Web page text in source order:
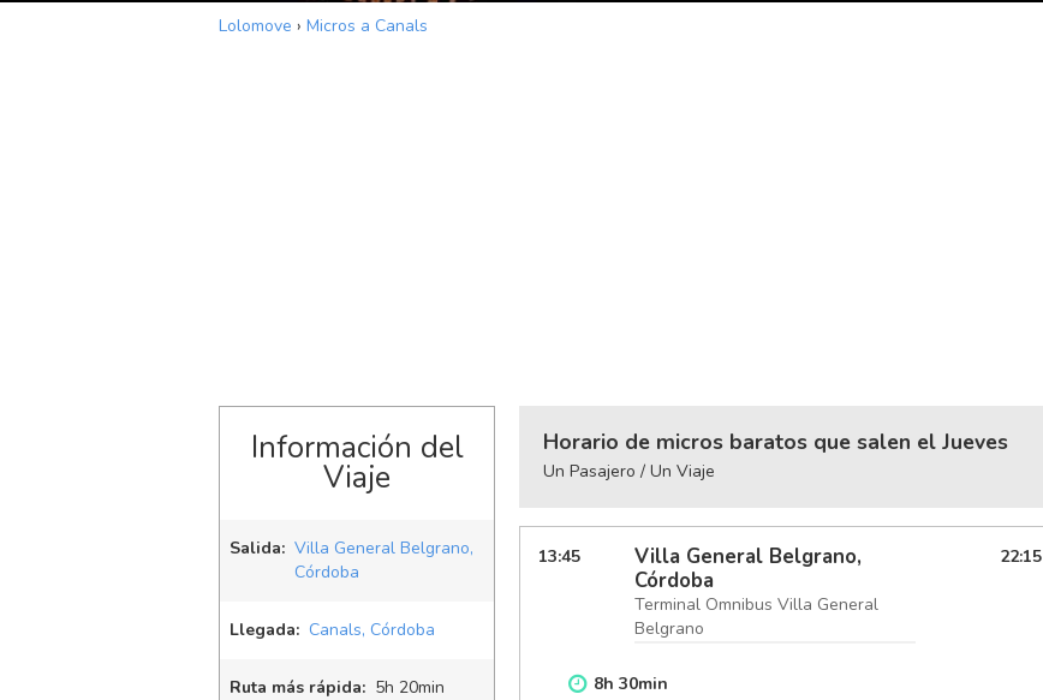
Lolomove › Micros a Canals
Información del
Viaje
Salida: Villa General Belgrano,
Córdoba
Llegada: Canals, Córdoba
Ruta más rápida: 5h 20min
Horario de micros baratos que salen el Jueves
Un Pasajero / Un Viaje
13:45
Villa General Belgrano,
Córdoba
Terminal Omnibus Villa General
Belgrano
22:15
8h 30min